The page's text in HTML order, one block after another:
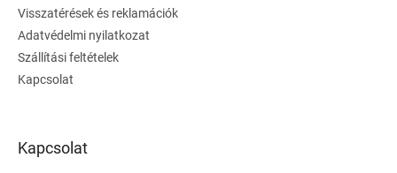
Visszatérések és reklamációk
Adatvédelmi nyilatkozat
Szállítási feltételek
Kapcsolat
Kapcsolat